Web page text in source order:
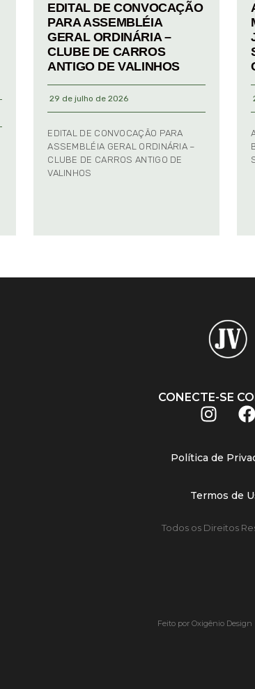
EDITAL DE CONVOCAÇÃO
PARA ASSEMBLÉIA
GERAL ORDINÁRIA –
CLUBE DE CARROS
ANTIGO DE VALINHOS
29 de julho de 2026
EDITAL DE CONVOCAÇÃO PARA
ASSEMBLÉIA GERAL ORDINÁRIA –
CLUBE DE CARROS ANTIGO DE
VALINHOS
CONECTE-SE
Política de
Termos de
Todos os Direitos
Feito por Oxigênio Design